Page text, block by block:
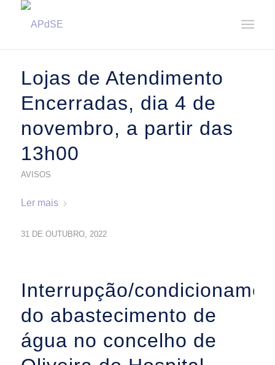
Lojas de Atendimento
Encerradas, dia 4 de
novembro, a partir das
13h00
AVISOS
Ler mais
31 DE OUTUBRO, 2022
Interrupção/
do abastecimento de
água no concelho de